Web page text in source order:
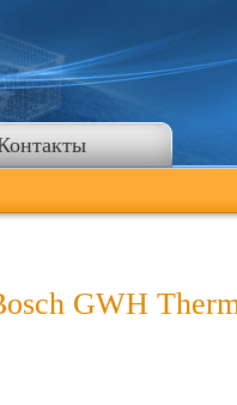
GWH